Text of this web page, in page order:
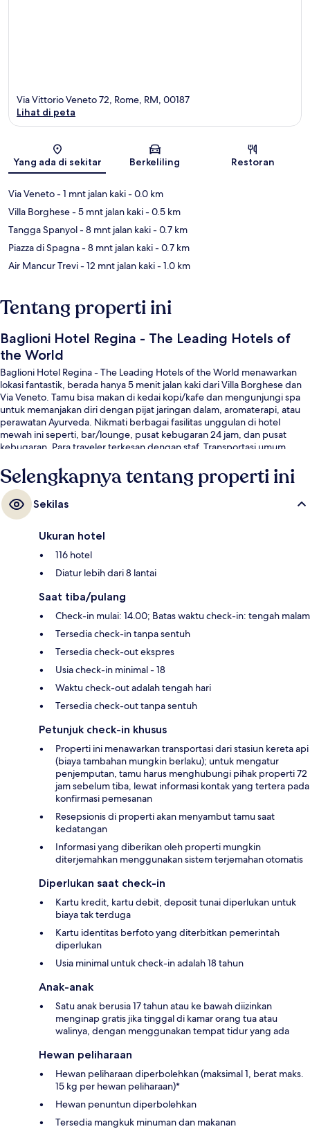
Peta
Via Vittorio Veneto 72, Rome, RM, 00187
Lihat di peta
Yang ada di sekitar Berkeliling Restoran
Via Veneto- 1 mnt jalan kaki- 0.0 km
Villa Borghese- 5 mnt jalan kaki- 0.5 km
Tangga Spanyol- 8 mnt jalan kaki- 0.7 km
Piazza di Spagna- 8 mnt jalan kaki- 0.7 km
Air Mancur Trevi- 12 mnt jalan kaki- 1.0 km
Tentang properti ini
Baglioni Hotel Regina - The Leading Hotels of
the World
Baglioni Hotel Regina - The Leading Hotels of the World menawarkan
lokasi fantastik, berada hanya 5 menit jalan kaki dari Villa Borghese dan
Via Veneto. Tamu bisa makan di kedai kopi/kafe dan mengunjungi spa
untuk memanjakan diri dengan pijat jaringan dalam, aromaterapi, atau
perawatan Ayurveda. Nikmati berbagai fasilitas unggulan di hotel
mewah ini seperti, bar/lounge, pusat kebugaran 24 jam, dan pusat
kebugaran. Para traveler terkesan dengan staf. Transportasi umum
Repubblica - Opera House berjarak 9 menit.
Selengkapnya tentang properti ini
Sekilas
Ukuran hotel
116 hotel
Diatur lebih dari 8 lantai
Saat tiba/pulang
Check-in mulai: 14.00; Batas waktu check-in: tengah malam
Tersedia check-in tanpa sentuh
Tersedia check-out ekspres
Usia check-in minimal - 18
Waktu check-out adalah tengah hari
Tersedia check-out tanpa sentuh
Petunjuk check-in khusus
Properti ini menawarkan transportasi dari stasiun kereta api
(biaya tambahan mungkin berlaku); untuk mengatur
penjemputan, tamu harus menghubungi pihak properti 72
jam sebelum tiba, lewat informasi kontak yang tertera pada
konfirmasi pemesanan
Resepsionis di properti akan menyambut tamu saat
kedatangan
Informasi yang diberikan oleh properti mungkin
diterjemahkan menggunakan sistem terjemahan otomatis
Diperlukan saat check-in
Kartu kredit, kartu debit, deposit tunai diperlukan untuk
biaya tak terduga
Kartu identitas berfoto yang diterbitkan pemerintah
diperlukan
Usia minimal untuk check-in adalah 18 tahun
Anak-anak
Satu anak berusia 17 tahun atau ke bawah diizinkan
menginap gratis jika tinggal di kamar orang tua atau
walinya, dengan menggunakan tempat tidur yang ada
Hewan peliharaan
Hewan peliharaan diperbolehkan (maksimal 1, berat maks.
15 kg per hewan peliharaan)*
Hewan penuntun diperbolehkan
Tersedia mangkuk minuman dan makanan